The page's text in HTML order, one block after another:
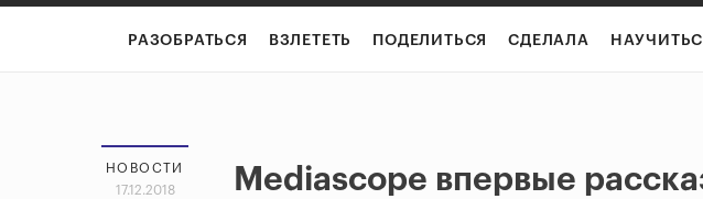
РАЗОБРАТЬСЯ ВЗЛЕТЕТЬ ПОДЕЛИТЬСЯ СДЕЛАЛА
НОВОСТИ
17.12.2018
Mediascope впервые